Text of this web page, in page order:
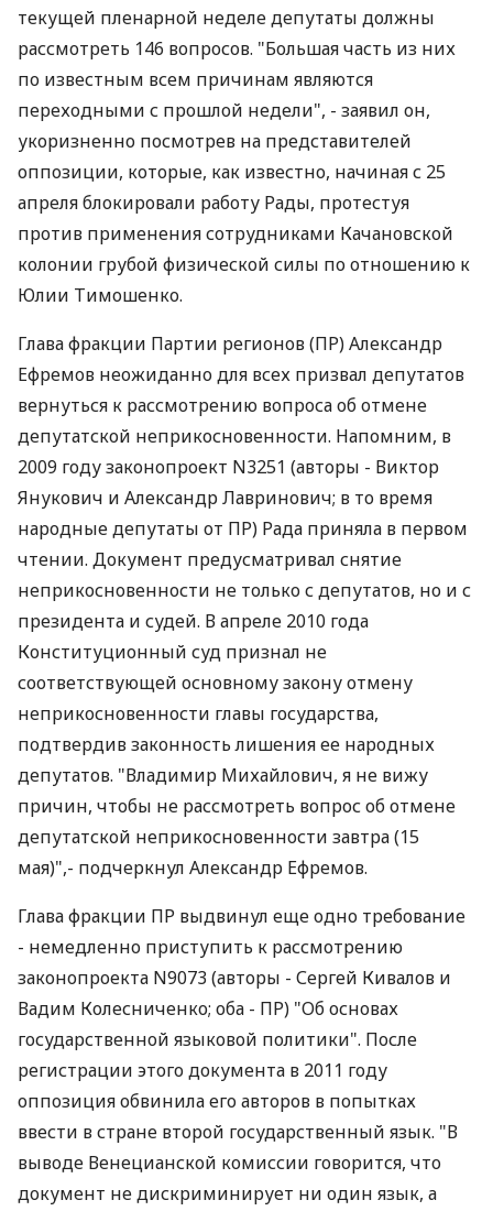
текущей пленарной неделе депутаты должны
рассмотреть 146 вопросов. "Большая часть из них
по известным всем причинам являются
переходными с прошлой недели", - заявил он,
укоризненно посмотрев на представителей
оппозиции, которые, как известно, начиная с 25
апреля блокировали работу Рады, протестуя
против применения сотрудниками Качановской
колонии грубой физической силы по отношению к
Юлии Тимошенко.
Глава фракции Партии регионов (ПР) Александр
Ефремов неожиданно для всех призвал депутатов
вернуться к рассмотрению вопроса об отмене
депутатской неприкосновенности. Напомним, в
2009 году законопроект N3251 (авторы - Виктор
Янукович и Александр Лавринович; в то время
народные депутаты от ПР) Рада приняла в первом
чтении. Документ предусматривал снятие
неприкосновенности не только с депутатов, но и с
президента и судей. В апреле 2010 года
Конституционный суд признал не
соответствующей основному закону отмену
неприкосновенности главы государства,
подтвердив законность лишения ее народных
депутатов. "Владимир Михайлович, я не вижу
причин, чтобы не рассмотреть вопрос об отмене
депутатской неприкосновенности завтра (15
мая)",- подчеркнул Александр Ефремов.
Глава фракции ПР выдвинул еще одно требование
- немедленно приступить к рассмотрению
законопроекта N9073 (авторы - Сергей Кивалов и
Вадим Колесниченко; оба - ПР) "Об основах
государственной языковой политики". После
регистрации этого документа в 2011 году
оппозиция обвинила его авторов в попытках
ввести в стране второй государственный язык. "В
выводе Венецианской комиссии говорится, что
документ не дискриминирует ни один язык, а